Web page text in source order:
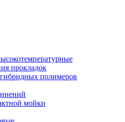
прокладок
полимеров
мойки